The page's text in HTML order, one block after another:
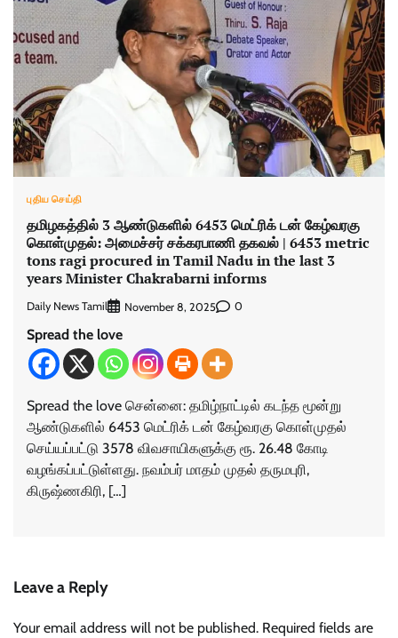
புதிய செய்தி
தமிழகத்தில் 3 ஆண்டுகளில் 6453 மெட்ரிக் டன் கேழ்வரகு
கொள்முதல்: அமைச்சர் சக்கரபாணி தகவல் | 6453 metric
tons ragi procured in Tamil Nadu in the last 3
years Minister Chakrabarni informs
Daily News Tamil November 8, 2025 0
Spread the love
Spread the love சென்னை: தமிழ்நாட்டில் கடந்த மூன்று
ஆண்டுகளில் 6453 மெட்ரிக் டன் கேழ்வரகு கொள்முதல்
செய்யப்பட்டு 3578 விவசாயிகளுக்கு ரூ. 26.48 கோடி
வழங்கப்பட்டுள்ளது. நவம்பர் மாதம் முதல் தருமபுரி,
கிருஷ்ணகிரி, […]
Leave a Reply
Your email address will not be published. Required fields are